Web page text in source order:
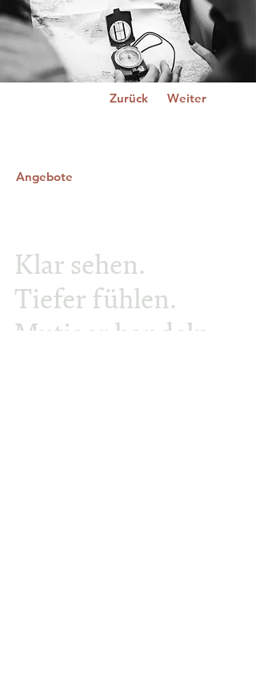
Zurück Weiter
Angebote
Klar sehen.
Tiefer fühlen.
Mutiger handeln.